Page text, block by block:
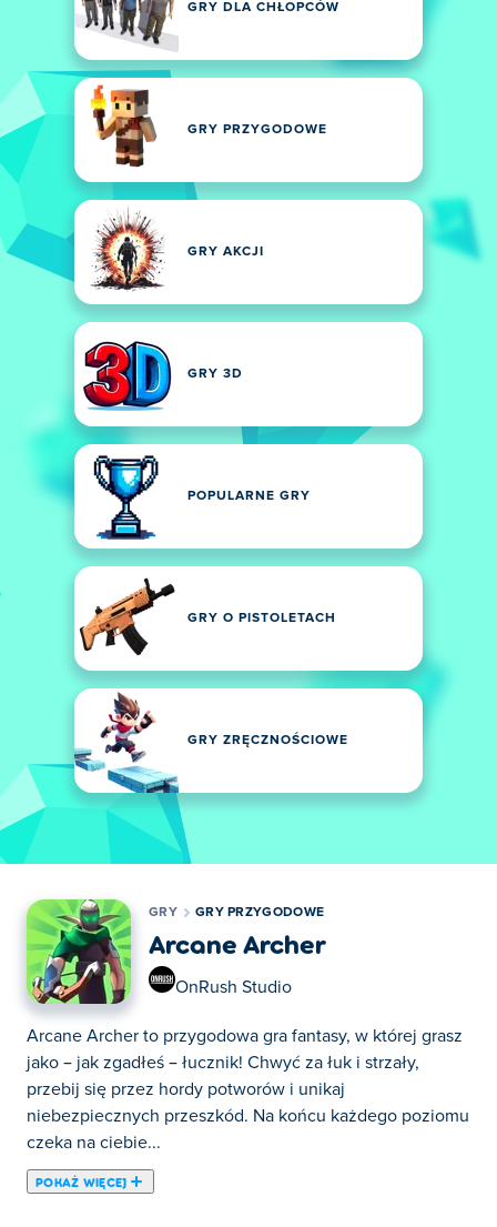
GRY DLA CHŁOPCÓW
GRY PRZYGODOWE
GRY AKCJI
GRY 3D
POPULARNE GRY
GRY O PISTOLETACH
GRY ZRĘCZNOŚCIOWE
GRY GRY PRZYGODOWE
Arcane Archer
OnRush Studio
Arcane Archer to przygodowa gra fantasy, w której grasz
jako – jak zgadłeś – łucznik! Chwyć za łuk i strzały,
przebij się przez hordy potworów i unikaj
niebezpiecznych przeszkód. Na końcu każdego poziomu
czeka na ciebie...
POKAŻ WIĘCEJ